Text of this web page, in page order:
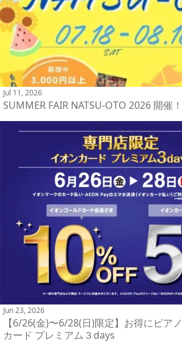
Jul 11, 2026
SUMMER FAIR NATSU-OTO 2026 開催
Jun 23, 2026
【6/26(金)〜6/28(日)限定】お得にピア
カード プレミアム３days